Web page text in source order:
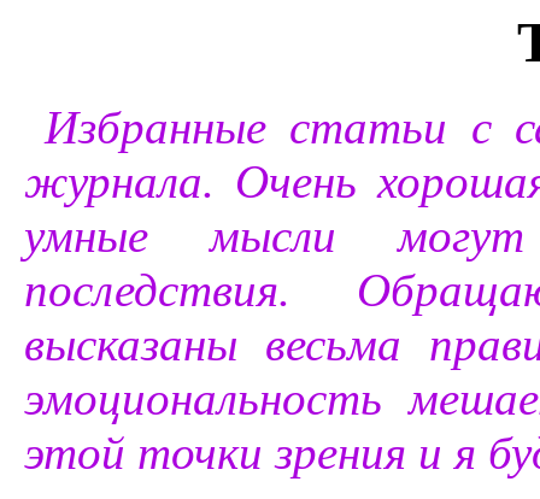
Избранные статьи с
журнала. Очень
умные мысли
последствия.
высказаны весьма
эмоциональность
этой точки зрения и я